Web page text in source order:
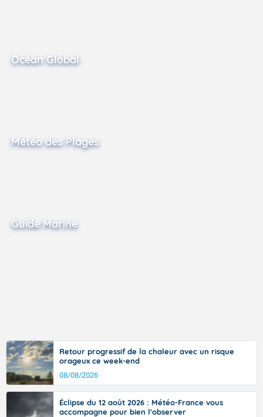
Océan Global
Météo des Plages
Guide Marine
Retour progressif de la chaleur avec un risque
orageux ce week-end
08/08/2026
Éclipse du 12 août 2026 : Météo-France vous
accompagne pour bien l'observer